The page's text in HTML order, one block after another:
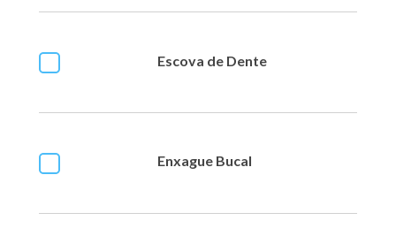
Escova de Dente
Enxague Bucal